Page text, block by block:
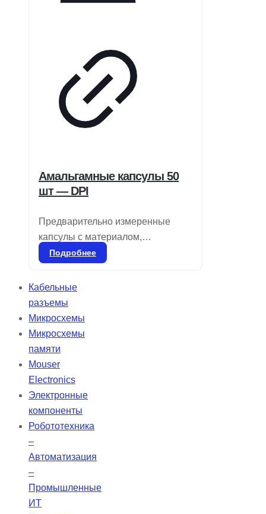
Амальгамные капсулы 50
шт — DPI
Предварительно измеренные
капсулы с материалом,
свободным от гамма-2 и ртути
предназначены для смешивания
в специальном смесителе.
Применяются для всех видов
реставраций боковых зубов и
ситуаций, где эстетика не
является приоритетной. Удобны в
использовании благодаря
цветовой маркировке и
предварительной дозировке.
Подробнее
Кабельные
разъемы
Микросхемы
Микросхемы
памяти
Mouser
Electronics
Электронные
компоненты
Робототехника
–
Автоматизация
–
Промышленные
ИТ